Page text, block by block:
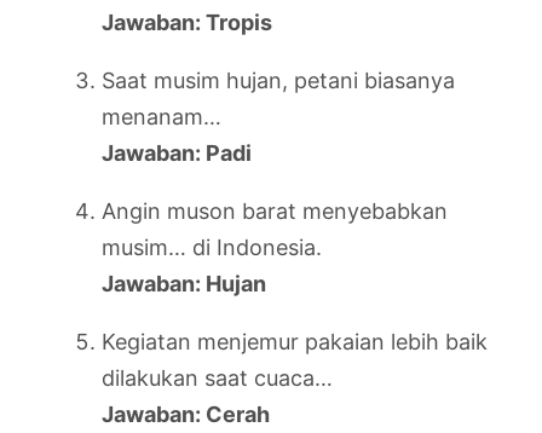
Jawaban: Tropis
Saat musim hujan, petani biasanya
menanam…
Jawaban: Padi
Angin muson barat menyebabkan
musim… di Indonesia.
Jawaban: Hujan
Kegiatan menjemur pakaian lebih baik
dilakukan saat cuaca…
Jawaban: Cerah